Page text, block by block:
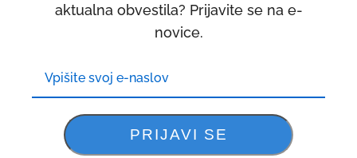
aktualna obvestila? Prijavite se na e-
novice.